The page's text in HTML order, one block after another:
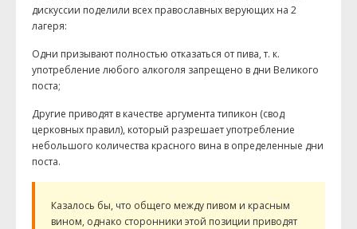
дискуссии поделили всех православных верующих на 2
лагеря:
Одни призывают полностью отказаться от пива, т. к.
употребление любого алкоголя запрещено в дни Великого
поста;
Другие приводят в качестве аргумента типикон (свод
церковных правил), который разрешает употребление
небольшого количества красного вина в определенные дни
поста.
Казалось бы, что общего между пивом и красным
вином, однако сторонники этой позиции приводят